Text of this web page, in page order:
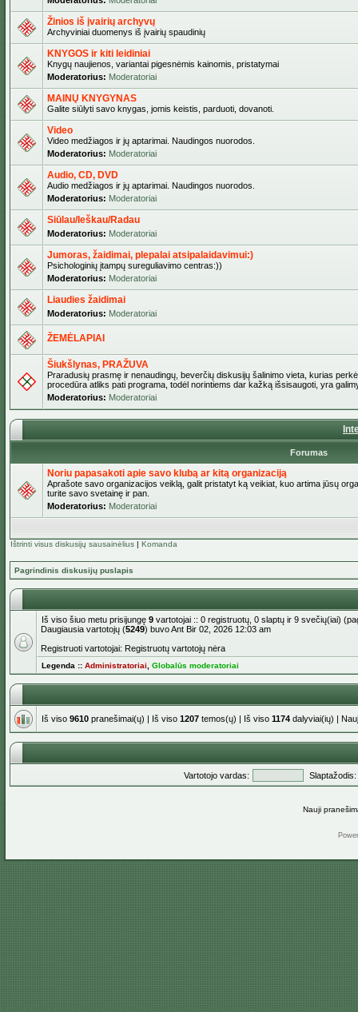
Žinios iš įvairių archyvų
Archyviniai duomenys iš įvairių spaudinių
KNYGOS ir kiti leidiniai
Knygų naujienos, variantai pigesnėmis kainomis, pristatymai
Moderatorius: Moderatoriai
MAINŲ KNYGYNAS
Galite siūlyti savo knygas, jomis keistis, parduoti, dovanoti.
Video
Video medžiagos ir jų aptarimai. Naudingos nuorodos.
Moderatorius: Moderatoriai
Audio, CD, DVD
Audio medžiagos ir jų aptarimai. Naudingos nuorodos.
Moderatorius: Moderatoriai
Siūlau/Ieškau/Radau
Moderatorius: Moderatoriai
Jumoras, žaidimai, plepalai atsipalaidavimui:)
Psichologinių įtampų sureguliavimo centras:))
Moderatorius: Moderatoriai
Liaudies žaidimai
Moderatorius: Moderatoriai
ŽEMĖLAPIAI
Šiukšlynas, PRAŽUVA
Praradusių prasmę ir nenaudingų, beverčių diskusijų šalinimo vieta, kurias
procedūra atliks pati programa, todėl norintiems dar kažką išsisaugoti, yra
Moderatorius: Moderatoriai
Forumas
Noriu papasakoti apie savo klubą ar kitą organizaciją
Aprašote savo organizacijos veiklą, galit pristatyt ką veikiat, kuo artima jūsų
turite savo svetainę ir pan.
Moderatorius: Moderatoriai
Ištrinti visus diskusijų sausainėlius | Komanda
Pagrindinis diskusijų puslapis
Iš viso šiuo metu prisijungę 9 vartotojai :: 0 registruotų, 0 slaptų ir 9 svečių(iai)
Daugiausia vartotojų (5249) buvo Ant Bir 02, 2026 12:03 am
Registruoti vartotojai: Registruotų vartotojų nėra
Legenda :: Administratoriai Globalūs moderatoriai
Iš viso 9610 pranešimai(ų) | Iš viso 1207 temos(ų) | Iš viso 1174 dalyviai(ių) |
Vartotojo vardas: Slaptažodis:
Nauji